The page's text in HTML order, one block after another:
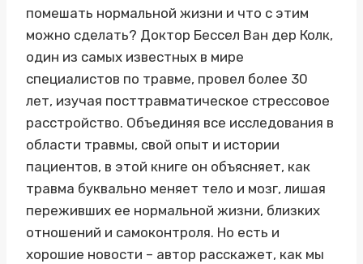
помешать нормальной жизни и что с этим
можно сделать? Доктор Бессел Ван дер Колк,
один из самых известных в мире
специалистов по травме, провел более 30
лет, изучая посттравматическое стрессовое
расстройство. Объединяя все исследования в
области травмы, свой опыт и истории
пациентов, в этой книге он объясняет, как
травма буквально меняет тело и мозг, лишая
переживших ее нормальной жизни, близких
отношений и самоконтроля. Но есть и
хорошие новости – автор расскажет, как мы